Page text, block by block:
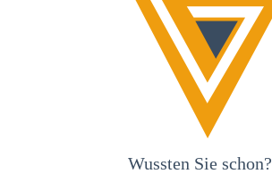
Wussten Sie schon?